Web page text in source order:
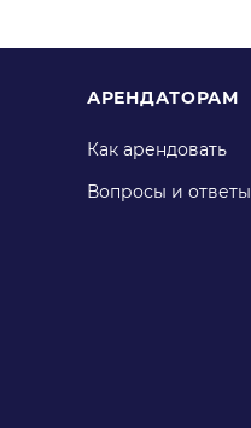
АРЕНДАТОРАМ
Как арендовать
Вопросы и ответы